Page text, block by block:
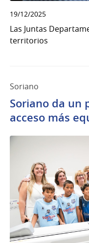
19/12/2025
Las Juntas
territorios
Soriano
Soriano da un
acceso más